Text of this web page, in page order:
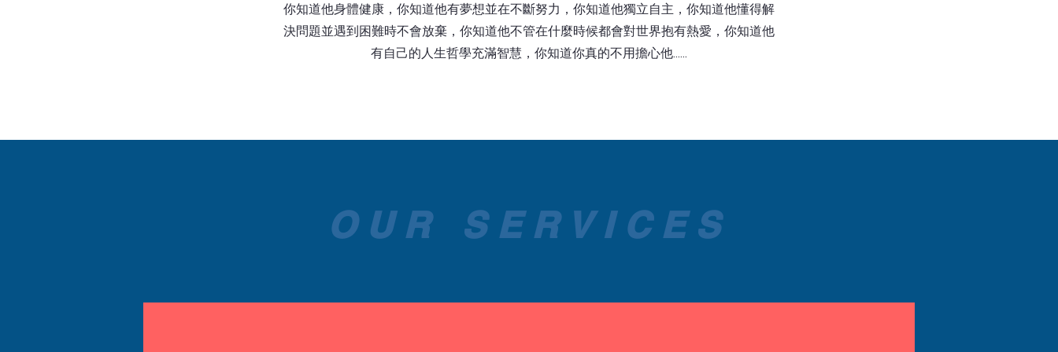
你知道他身體健康，你知道他有夢想並在不斷努力，你知道他獨立自主，你知道他懂得解
決問題並遇到困難時不會放棄，你知道他不管在什麼時候都會對世界抱有熱愛，你知道他
有自己的人生哲學充滿智慧，你知道你真的不用擔心他......
OUR SERVICES